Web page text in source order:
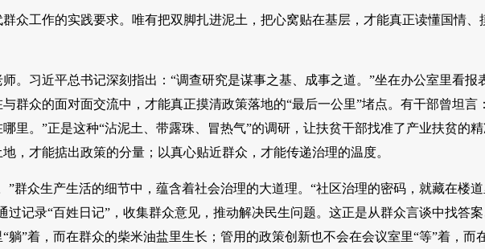
众工作的实践要求。唯有把双脚扎进泥土，把心窝贴在基层，才能真正读懂国情、
。习近平总书记深刻指出：“调查研究是谋事之基、成事之道。”坐在办公室里看报
群众的面对面交流中，才能真正摸清政策落地的“最后一公里”堵点。有干部曾坦言
里。”正是这种“沾泥土、带露珠、冒热气”的调研，让扶贫干部找准了产业扶贫的
，才能掂出政策的分量；以真心贴近群众，才能传递治理的温度。
”群众生产生活的细节中，蕴含着社会治理的大道理。“社区治理的密码，就藏在楼
记录“百姓日记”，收集群众意见，推动解决民生问题。这正是从群众言谈中找答
”着，而在群众的柴米油盐里生长；管用的政策创新也不会在会议室里“等”着，而